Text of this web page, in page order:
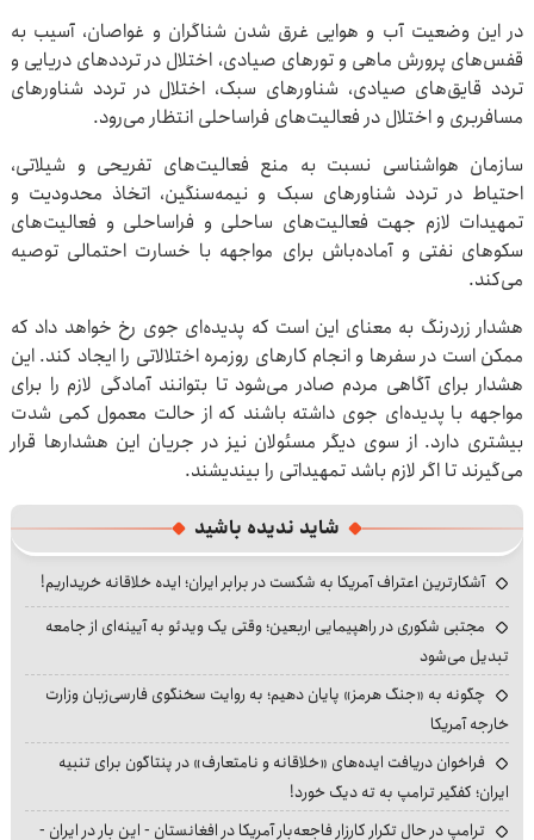
در این وضعیت آب و هوایی غرق شدن شناگران و غواصان، آسیب به
قفس‌های پرورش ماهی و تورهای صیادی، اختلال در ترددهای دریایی و
تردد قایق‌های صیادی، شناورهای سبک، اختلال در تردد شناورهای
مسافربری و اختلال در فعالیت‌های فراساحلی انتظار می‌رود.
سازمان هواشناسی نسبت به منع فعالیت‌های تفریحی و شیلاتی،
احتیاط در تردد شناورهای سبک و نیمه‌سنگین، اتخاذ محدودیت و
تمهیدات لازم جهت فعالیت‌های ساحلی و فراساحلی و فعالیت‌های
سکوهای نفتی و آماده‌باش برای مواجهه با خسارت احتمالی توصیه
می‌کند.
هشدار زردرنگ به معنای این است که پدیده‌ای جوی رخ خواهد داد که
ممکن است در سفرها و انجام کارهای روزمره اختلالاتی را ایجاد کند. این
هشدار برای آگاهی مردم صادر می‌شود تا بتوانند آمادگی لازم را برای
مواجهه با پدیده‌ای جوی داشته باشند که از حالت معمول کمی شدت
بیشتری دارد. از سوی دیگر مسئولان نیز در جریان این هشدارها قرار
می‌گیرند تا اگر لازم باشد تمهیداتی را بیندیشند.
شاید ندیده باشید
آشکارترین اعتراف آمریکا به شکست در برابر ایران؛ ایده خلاقانه خریداریم!
مجتبی شکوری در راهپیمایی اربعین؛ وقتی یک ویدئو به آیینه‌ای از جامعه
تبدیل می‌شود
چگونه به «جنگ هرمز» پایان دهیم؛ به روایت سخنگوی فارسی‌زبان وزارت
خارجه آمریکا
فراخوان دریافت ایده‌های «خلاقانه و نامتعارف» در پنتاگون برای تنبیه
ایران؛ کفگیر ترامپ به ته دیگ خورد!
ترامپ در حال تکرار کارزار فاجعه‌بار آمریکا در افغانستان - این بار در ایران -